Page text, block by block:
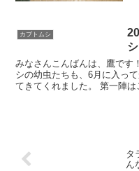
カブトムシ
みなさんこんばんは、鷹です
シの幼虫たちも、6月に入っ
てきてくれました。 第一陣は
タ
ん